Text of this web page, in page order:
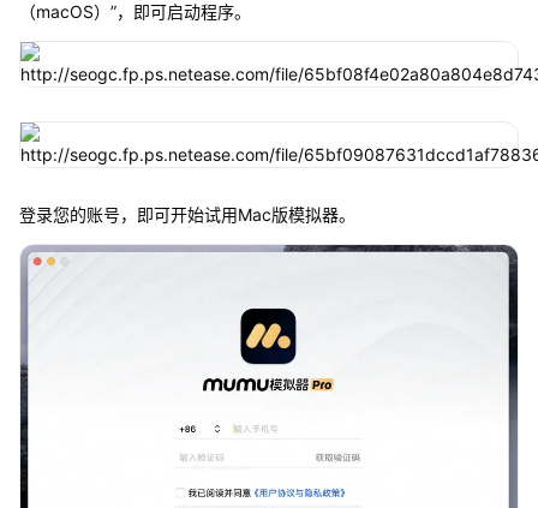
（macOS）”，即可启动程序。
登录您的账号，即可开始试用Mac版模拟器。